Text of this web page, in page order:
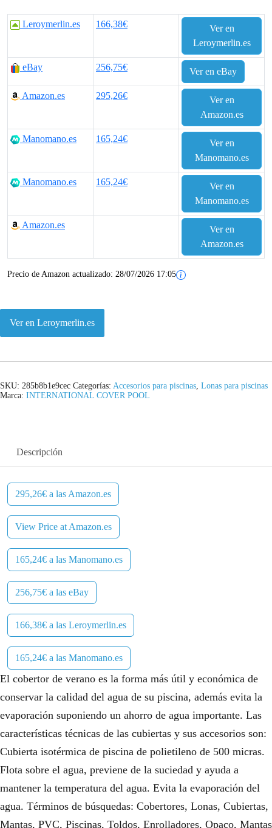
Leroymerlin.es 166,38€
Ver en
Leroymerlin.es
eBay 256,75€ Ver en eBay
Amazon.es 295,26€
Ver en
Amazon.es
Manomano.es 165,24€
Ver en
Manomano.es
Manomano.es 165,24€
Ver en
Manomano.es
Amazon.es
Ver en
Amazon.es
Precio de Amazon actualizado: 28/07/2026 17:05
Ver en Leroymerlin.es
SKU: 285b8b1e9cec Categorías: Accesorios para piscinas, Lonas para piscinas
Marca: INTERNATIONAL COVER POOL
Descripción
295,26€ a las Amazon.es
View Price at Amazon.es
165,24€ a las Manomano.es
256,75€ a las eBay
166,38€ a las Leroymerlin.es
165,24€ a las Manomano.es
El cobertor de verano es la forma más útil y económica de
conservar la calidad del agua de su piscina, además evita la
evaporación suponiendo un ahorro de agua importante. Las
características técnicas de las cubiertas y sus accesorios son:
Cubierta isotérmica de piscina de polietileno de 500 micras.
Flota sobre el agua, previene de la suciedad y ayuda a
mantener la temperatura del agua. Evita la evaporación del
agua. Términos de búsquedas: Cobertores, Lonas, Cubiertas,
Mantas, PVC, Piscinas, Toldos, Enrolladores, Opaco, Mantas